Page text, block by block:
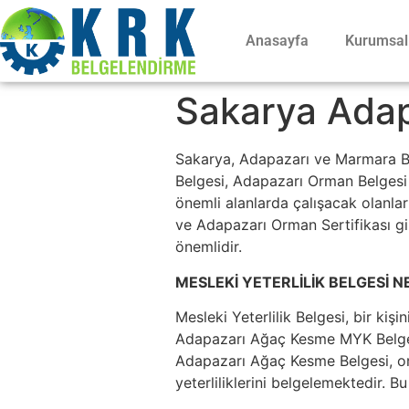
Anasayfa Kurumsal
Sakarya
Sakarya, Adapazarı ve Marmara
Belgesi, Adapazarı Orman
önemli alanlarda çalışacak
ve Adapazarı Orman Sertifikası
önemlidir.
MESLEKİ YETERLİLİK BELGESİ
Mesleki Yeterlilik Belgesi, bir
Adapazarı Ağaç Kesme MYK
Adapazarı Ağaç Kesme
yeterliliklerini belgelemektedir.